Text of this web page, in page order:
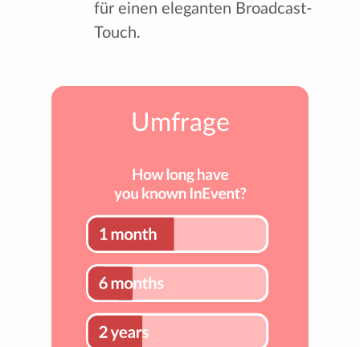
Umfrage
für einen eleganten Broadcast-
Touch.